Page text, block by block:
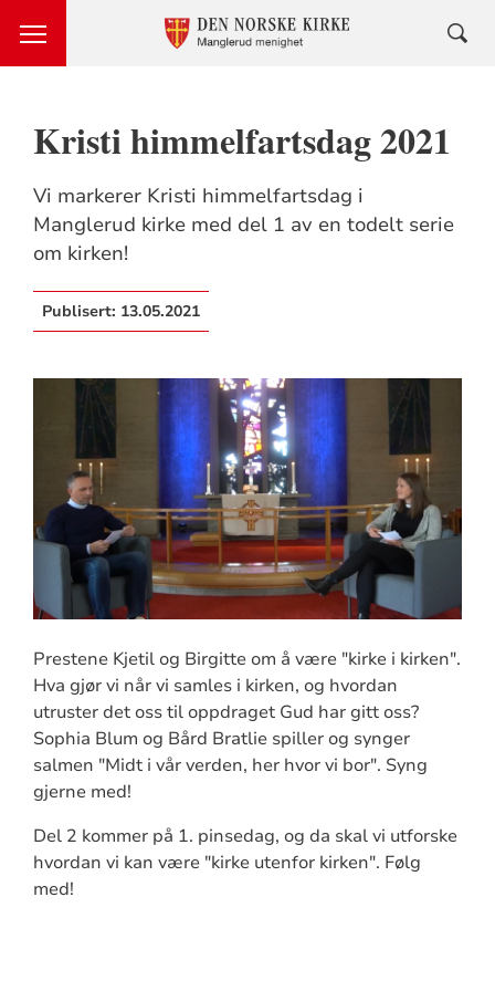
Kristi himmelfartsdag 2021
Vi markerer Kristi himmelfartsdag i
Manglerud kirke med del 1 av en todelt serie
om kirken!
Publisert: 13.05.2021
Prestene Kjetil og Birgitte om å være "kirke i kirken".
Hva gjør vi når vi samles i kirken, og hvordan
utruster det oss til oppdraget Gud har gitt oss?
Sophia Blum og Bård Bratlie spiller og synger
salmen "Midt i vår verden, her hvor vi bor". Syng
gjerne med!
Del 2 kommer på 1. pinsedag, og da skal vi utforske
hvordan vi kan være "kirke utenfor kirken". Følg
med!